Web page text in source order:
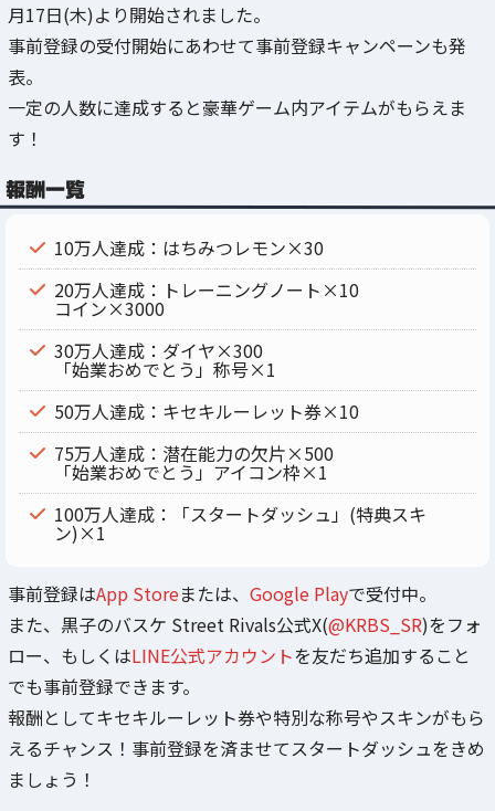
月17日(木)より開始されました。
事前登録の受付開始にあわせて事前登録キャンペーンも発
表。
一定の人数に達成すると豪華ゲーム内アイテムがもらえま
す！
報酬一覧
10万人達成：はちみつレモン×30
20万人達成：トレーニングノート×10
コイン×3000
30万人達成：ダイヤ×300
「始業おめでとう」称号×1
50万人達成：キセキルーレット券×10
75万人達成：潜在能力の欠片×500
「始業おめでとう」アイコン枠×1
100万人達成：「スタートダッシュ」(特典スキ
ン)×1
事前登録はApp Storeまたは、 Google Playで受付中。
また、黒子のバスケ Street Rivals公式X(@KRBS_SR)をフォ
ロー、もしくはLINE公式アカウントを友だち追加すること
でも事前登録できます。
報酬としてキセキルーレット券や特別な称号やスキンがもら
えるチャンス！事前登録を済ませてスタートダッシュをきめ
ましょう！